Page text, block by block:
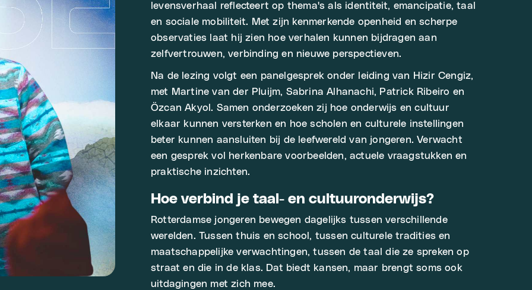
levensverhaal reflecteert op thema's als identiteit, emancipatie, taal
en sociale mobiliteit. Met zijn kenmerkende openheid en scherpe
observaties laat hij zien hoe verhalen kunnen bijdragen aan
zelfvertrouwen, verbinding en nieuwe perspectieven.
Na de lezing volgt een panelgesprek onder leiding van Hizir Cengiz,
met Martine van der Pluijm, Sabrina Alhanachi, Patrick Ribeiro en
Özcan Akyol. Samen onderzoeken zij hoe onderwijs en cultuur
elkaar kunnen versterken en hoe scholen en culturele instellingen
beter kunnen aansluiten bij de leefwereld van jongeren. Verwacht
een gesprek vol herkenbare voorbeelden, actuele vraagstukken en
praktische inzichten.
Hoe verbind je taal- en cultuuronderwijs?
Rotterdamse jongeren bewegen dagelijks tussen verschillende
werelden. Tussen thuis en school, tussen culturele tradities en
maatschappelijke verwachtingen, tussen de taal die ze spreken op
straat en die in de klas. Dat biedt kansen, maar brengt soms ook
uitdagingen met zich mee.